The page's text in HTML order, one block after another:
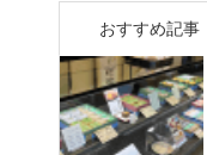
おすすめ記事